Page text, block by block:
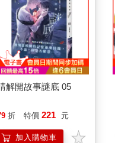
解開故事謎底 05
折 特價 221 元
加入購物車